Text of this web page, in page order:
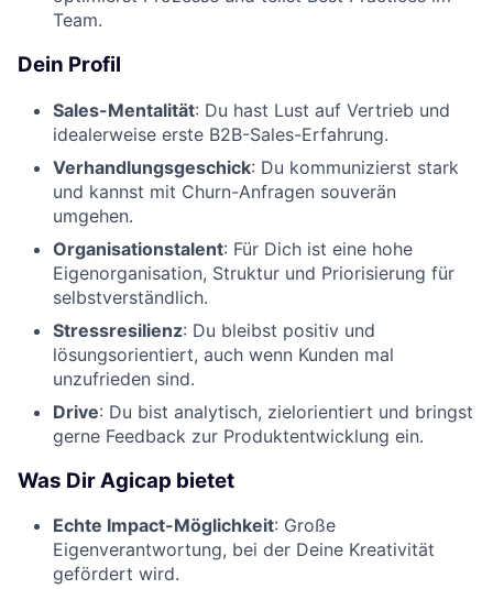
Team.
Dein Profil
Sales-Mentalität: Du hast Lust auf Vertrieb und
idealerweise erste B2B-Sales-Erfahrung.
Verhandlungsgeschick: Du kommunizierst stark
und kannst mit Churn-Anfragen souverän
umgehen.
Organisationstalent: Für Dich ist eine hohe
Eigenorganisation, Struktur und Priorisierung für
selbstverständlich.
Stressresilienz: Du bleibst positiv und
lösungsorientiert, auch wenn Kunden mal
unzufrieden sind.
Drive: Du bist analytisch, zielorientiert und bringst
gerne Feedback zur Produktentwicklung ein.
Was Dir Agicap bietet
Echte Impact-Möglichkeit: Große
Eigenverantwortung, bei der Deine Kreativität
gefördert wird.